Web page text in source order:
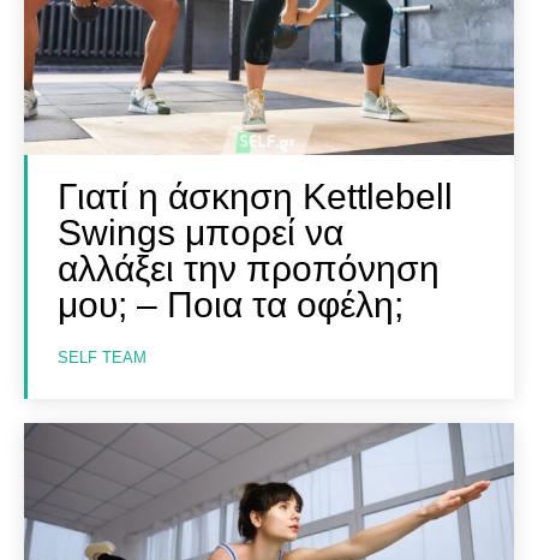
Αναζήτηση
Αναζήτηση
Γιατί η άσκηση Kettlebell
Swings μπορεί να
αλλάξει την προπόνηση
μου; – Ποια τα οφέλη;
SELF TEAM